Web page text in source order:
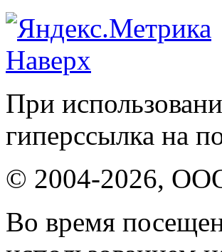
Наверх
При
гиперссылка на
© 2004-2026,
Во время